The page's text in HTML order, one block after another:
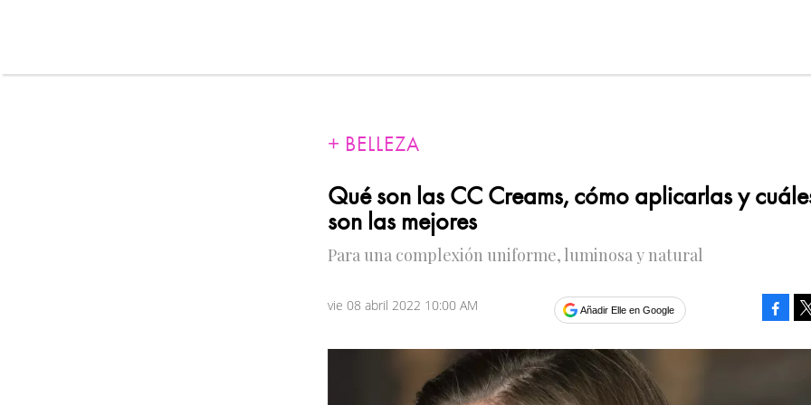
BELLEZA
Qué son las CC Creams, cómo aplicarlas y
son las mejores
Para una complexión uniforme, luminosa y natural
vie 08 abril 2022 10:00 AM Añadir Elle en Google